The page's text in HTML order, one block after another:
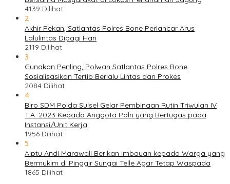
4139 Dilihat
2
Akhir Pekan, Satlantas Polres Bone Perlancar Arus
Lalulintas Dipagi Hari
2119 Dilihat
3
Gunakan Penling, Polwan Satlantas Polres Bone
Sosialisasikan Tertib Berlalu Lintas dan Prokes
2084 Dilihat
4
Biro SDM Polda Sulsel Gelar Pembinaan Rutin Triwulan IV
T.A. 2023 Kepada Anggota Polri yang Bertugas pada
Instansi/Unit Kerja
1956 Dilihat
5
Aiptu Andi Marawali Berikan Imbauan kepada Warga yang
Bermukim di Pinggir Sungai Telle Agar Tetap Waspada
1865 Dilihat